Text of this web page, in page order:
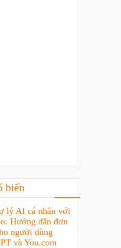
biến
lý AI cá nhân với
Hướng dẫn đơn
người dùng
và You.com